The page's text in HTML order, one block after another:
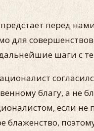
перед
для
шаги с
благу, а не
если
блаженство,